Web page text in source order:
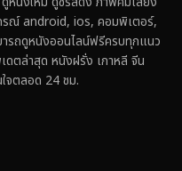
รณ์ android, ios, คอมพิเตอร์,
รถดูหนังออนไลน์ฟรีครบทุกแนว
ดตล่าสุด หนังฝรั่ง เกาหลี จีน
จตลอด 24 ชม.